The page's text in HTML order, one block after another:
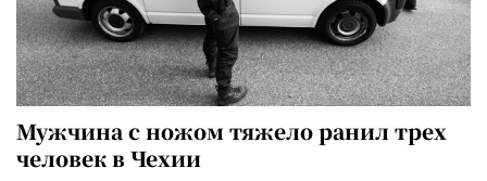
Мужчина с ножом тяжело ранил трех
человек в Чехии